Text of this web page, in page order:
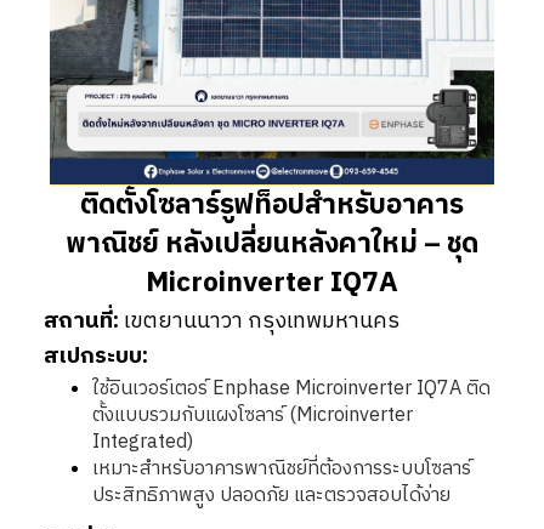
ติดตั้งโซลาร์รูฟท็อปสำหรับอาคาร
พาณิชย์ หลังเปลี่ยนหลังคาใหม่ – ชุด
Microinverter IQ7A
สถานที่: เขตยานนาวา กรุงเทพมหานคร
สเปกระบบ:
ใช้อินเวอร์เตอร์ Enphase Microinverter IQ7A ติด
ตั้งแบบรวมกับแผงโซลาร์ (Microinverter
Integrated)
เหมาะสำหรับอาคารพาณิชย์ที่ต้องการระบบโซลาร์
ประสิทธิภาพสูง ปลอดภัย และตรวจสอบได้ง่าย